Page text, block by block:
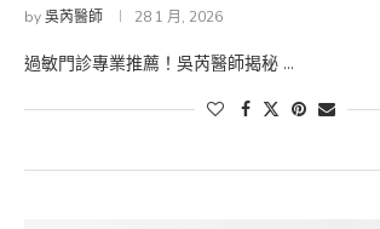
by吳芮醫師 28 1 月, 2026
過敏門診專業推薦！吳芮醫師揭秘 …